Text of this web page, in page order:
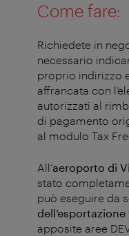
Come fare:
Richiedete in
necessario
proprio indirizzo
affrancata con
autorizzati al
di pagamento
al modulo Tax
All’aeroporto di
stato
può eseguire da
dell’esportazione
apposite aree